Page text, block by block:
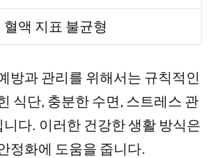
혈액 지표 불균형
방과 관리를 위해서는 규칙적인
식단, 충분한 수면, 스트레스 관
다. 이러한 건강한 생활 방식은
정화에 도움을 줍니다.